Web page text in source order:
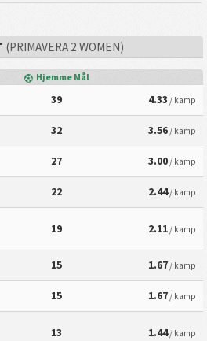
(PRIMAVERA 2 WOMEN)
Hjemme Mål
39 4.33 / kamp
32 3.56/ kamp
27 3.00/ kamp
22 2.44/ kamp
19 2.11/ kamp
15 1.67/ kamp
15 1.67/ kamp
13 1.44/ kamp